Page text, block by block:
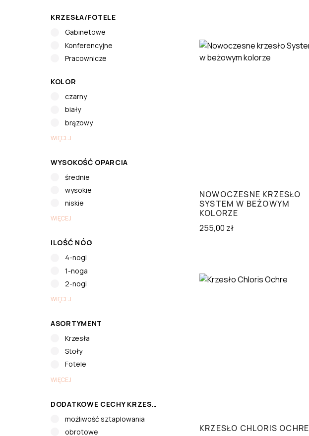
KRZESŁA/FOTELE
Gabinetowe
Konferencyjne
Pracownicze
KOLOR
czarny
biały
brązowy
WIĘCEJ
WYSOKOŚĆ OPARCIA
średnie
wysokie
niskie
WIĘCEJ
ILOŚĆ NÓG
4-nogi
1-noga
2-nogi
WIĘCEJ
ASORTYMENT
Krzesła
Stoły
Fotele
WIĘCEJ
DODATKOWE CECHY KRZESŁA
możliwość sztaplowania
obrotowe
NOWOCZESNE KRZESŁO
SYSTEM W BEŻOWYM
KOLORZE
255,00 zł
KRZESŁO CHLORIS OCHRE